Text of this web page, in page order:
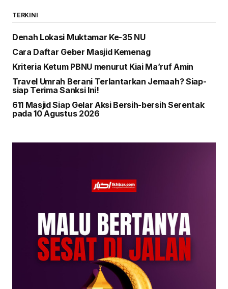
TERKINI
Denah Lokasi Muktamar Ke-35 NU
Cara Daftar Geber Masjid Kemenag
Kriteria Ketum PBNU menurut Kiai Ma’ruf Amin
Travel Umrah Berani Terlantarkan Jemaah? Siap-
siap Terima Sanksi Ini!
611 Masjid Siap Gelar Aksi Bersih-bersih Serentak
pada 10 Agustus 2026